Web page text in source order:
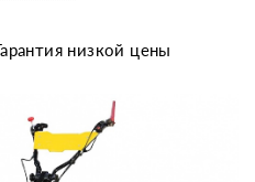
низкой цены